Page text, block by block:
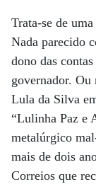
Trata-se de
Nada parecido
dono das
governador.
Lula da Silva
“Lulinha Paz e
metalúrgico
mais de dois
Correios que